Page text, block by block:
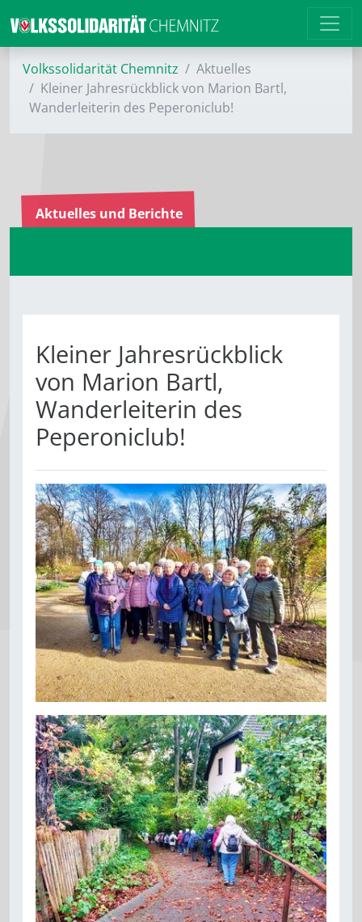
Volkssolidarität Chemnitz
Aktuelles
Kleiner Jahresrückblick von Marion Bartl,
Wanderleiterin des Peperoniclub!
Aktuelles und Berichte
Kleiner Jahresrückblick
von Marion Bartl,
Wanderleiterin des
Peperoniclub!